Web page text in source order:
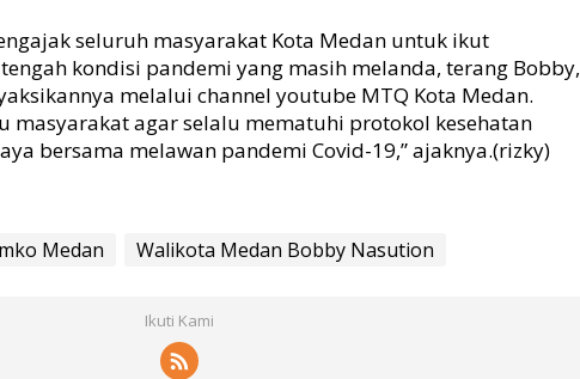
seluruh masyarakat Kota Medan untuk ikut
kondisi pandemi yang masih melanda, terang Bobby,
melalui channel youtube MTQ Kota Medan.
masyarakat agar selalu mematuhi protokol kesehatan
bersama melawan pandemi Covid-19,” ajaknya.(rizky)
Medan Walikota Medan Bobby Nasution
Ikuti Kami